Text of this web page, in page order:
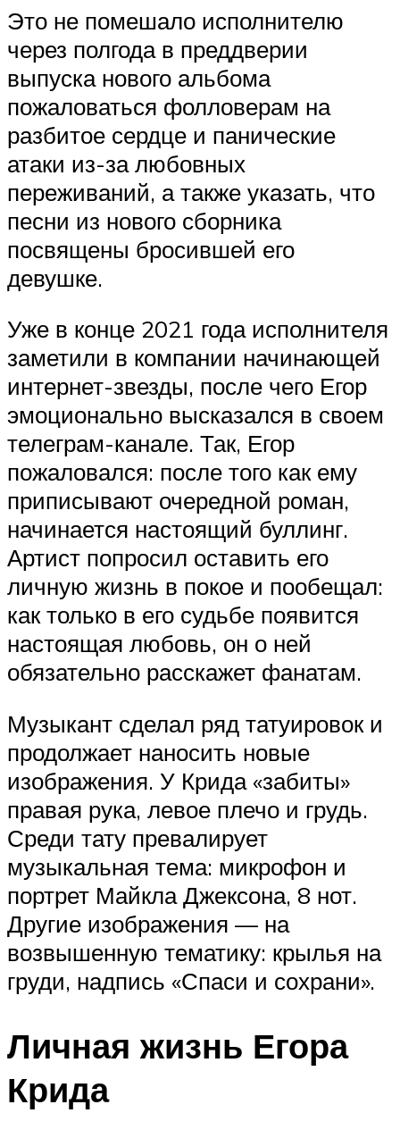
Это не помешало исполнителю
через полгода в преддверии
выпуска нового альбома
пожаловаться фолловерам на
разбитое сердце и панические
атаки из-за любовных
переживаний, а также указать, что
песни из нового сборника
посвящены бросившей его
девушке.
Уже в конце 2021 года исполнителя
заметили в компании начинающей
интернет-звезды, после чего Егор
эмоционально высказался в своем
телеграм-канале. Так, Егор
пожаловался: после того как ему
приписывают очередной роман,
начинается настоящий буллинг.
Артист попросил оставить его
личную жизнь в покое и пообещал:
как только в его судьбе появится
настоящая любовь, он о ней
обязательно расскажет фанатам.
Музыкант сделал ряд татуировок и
продолжает наносить новые
изображения. У Крида «‎забиты»‎‎
правая рука, левое плечо и грудь.
Среди тату превалирует
музыкальная тема: микрофон и
портрет Майкла Джексона, 8 нот.
Другие изображения — на
возвышенную тематику: крылья на
груди, надпись «‎Спаси и сохрани»‎‎.
Личная жизнь Егора
Крида